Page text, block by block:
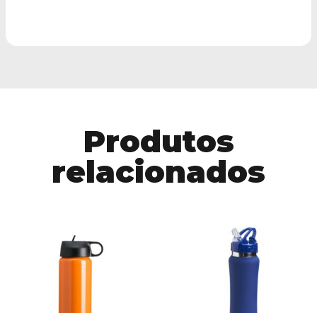
Produtos
relacionados